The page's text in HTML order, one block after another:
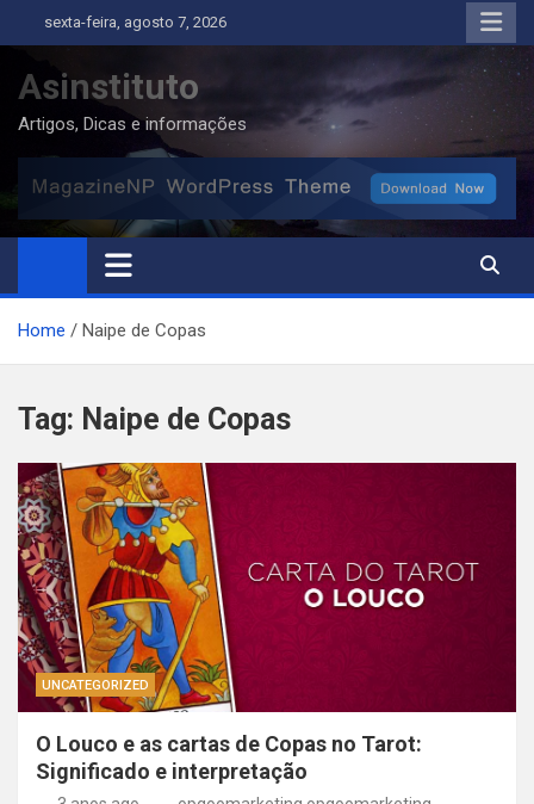
to
content
sexta-feira, agosto 7, 2026
Asinstituto
Artigos, Dicas e informações
Home Naipe de Copas
Tag: Naipe de Copas
UNCATEGORIZED
O Louco e as cartas de Copas no Tarot:
Significado e interpretação